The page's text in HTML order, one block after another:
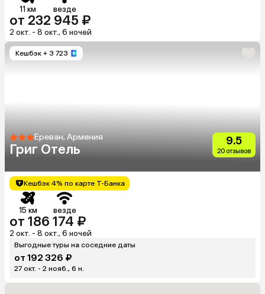
11 км везде
от 232 945 ₽
2 окт. - 8 окт., 6 ночей
Кешбэк + 3 723
Ереван, Армения
Григ Отель
9.5
20 отзывов
Кешбэк 4% по карте Т-Банка
15 км везде
от 186 174 ₽
2 окт. - 8 окт., 6 ночей
Выгодные туры на соседние даты
от 192 326 ₽
27 окт. - 2 нояб., 6 н.